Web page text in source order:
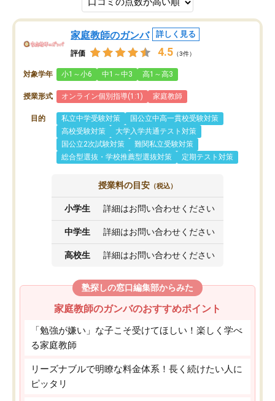
家庭教師のガンバ 詳しく見る
評価 4.5 （3件）
対象学年 小1～小6 中1～中3 高1～高3
授業形式 オンライン個別指導(1:1) 家庭教師
目的 私立中学受験対策
国公立中高一貫校受験対策
高校受験対策
大学入学共通テスト対策
国公立2次試験対策
難関私立受験対策
総合型選抜・学校推薦型選抜対策
定期テスト対策
授業料の目安 （税込）
小学生 詳細はお問い合わせください
中学生 詳細はお問い合わせください
高校生 詳細はお問い合わせください
塾探しの窓口編集部からみた
家庭教師のガンバのおすすめポイント
「勉強が嫌い」な子こそ受けてほしい！楽しく学べ
る家庭教師
リーズナブルで明瞭な料金体系！長く続けたい人に
ピッタリ